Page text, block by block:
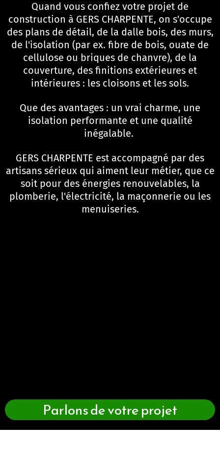
Quand vous confiez votre projet de
construction à GERS CHARPENTE, on s'occupe
des plans de détail, de la dalle bois, des murs,
de l'isolation (par ex. fibre de bois, ouate de
cellulose ou briques de chanvre), de la
couverture, des finitions extérieures et
intérieures : les cloisons et les sols.
Que des avantages : un vrai charme, une
isolation performante et une qualité
inégalable.
GERS CHARPENTE est accompagné par des
artisans sérieux qui aiment leur métier, que ce
soit pour des énergies renouvelables, la
plomberie, l'électricité, la maçonnerie ou les
menuiseries.
Parlons de votre projet